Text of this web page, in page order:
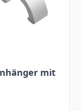
mit